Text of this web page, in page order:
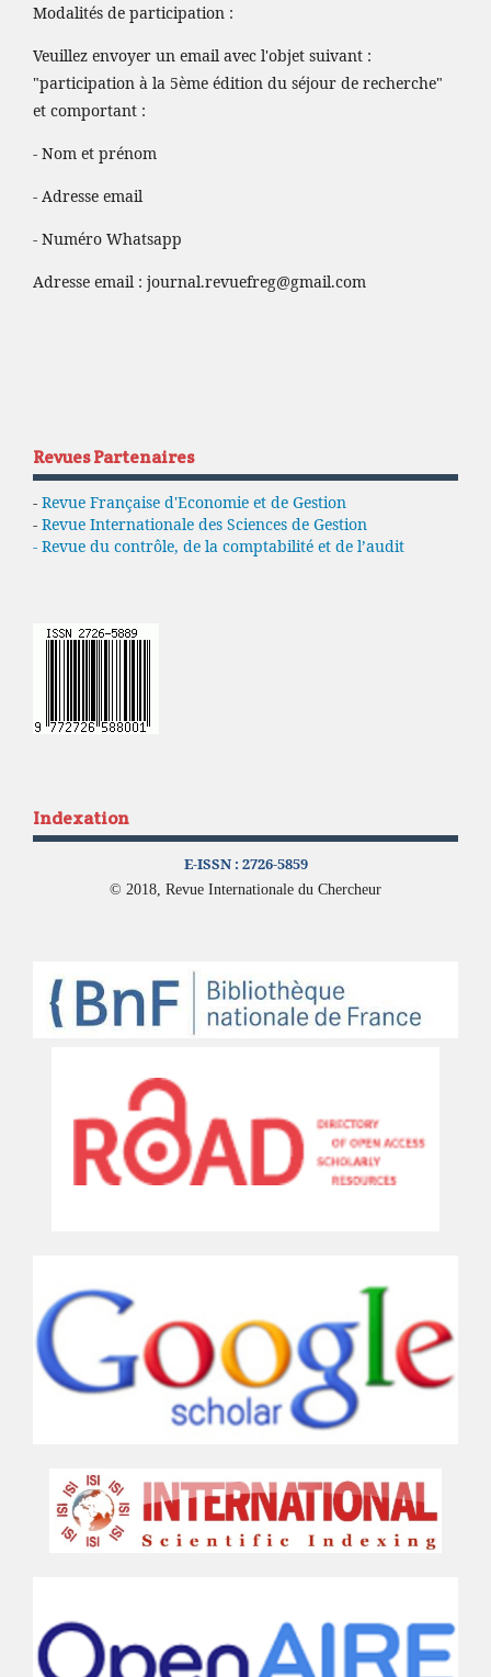
Modalités de participation :
Veuillez envoyer un email avec l'objet suivant :
"participation à la 5ème édition du séjour de recherche"
et comportant :
- Nom et prénom
- Adresse email
- Numéro Whatsapp
Adresse email : journal.revuefreg@gmail.com
Revues Partenaires
- Revue Française d'Economie et de Gestion
- Revue Internationale des Sciences de Gestion
- Revue du contrôle, de la comptabilité et de l’audit
Indexation
E-ISSN : 2726-5859
© 2018, Revue Internationale du Chercheur